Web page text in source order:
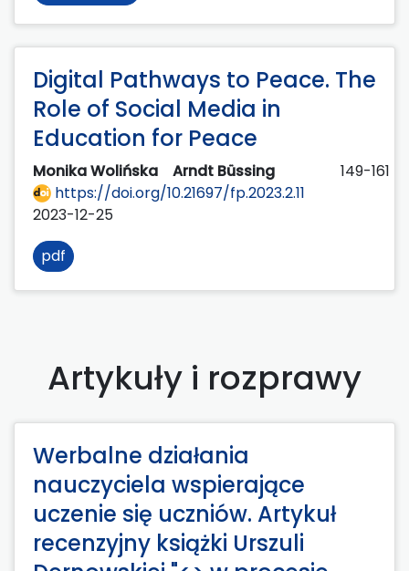
Digital Pathways to Peace. The
Role of Social Media in
Education for Peace
Monika Wolińska Arndt Büssing
149-161
https://doi.org/10.21697/fp.2023.2.11
2023-12-25
pdf
Artykuły i rozprawy
Werbalne działania
nauczyciela wspierające
uczenie się uczniów. Artykuł
recenzyjny książki Urszuli